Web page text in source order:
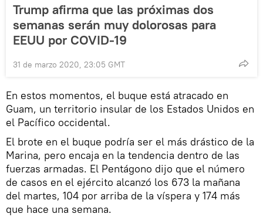
Trump afirma que las próximas dos
semanas serán muy dolorosas para
EEUU por COVID-19
31 de marzo 2020, 23:05 GMT
En estos momentos, el buque está atracado en
Guam, un territorio insular de los Estados Unidos en
el Pacífico occidental.
El brote en el buque podría ser el más drástico de la
Marina, pero encaja en la tendencia dentro de las
fuerzas armadas. El Pentágono dijo que el número
de casos en el ejército alcanzó los 673 la mañana
del martes, 104 por arriba de la víspera y 174 más
que hace una semana.